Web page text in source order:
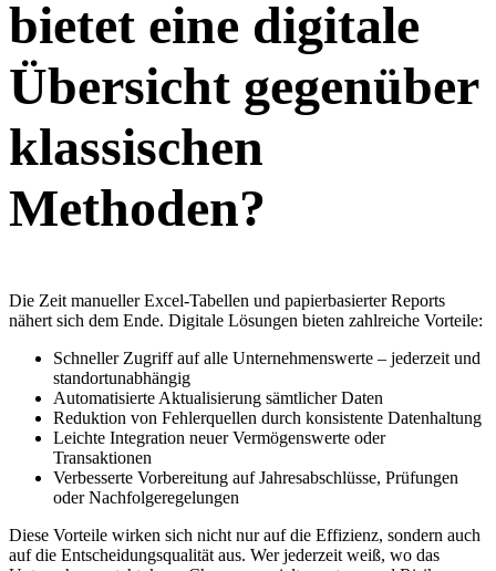
bietet eine digitale
Übersicht gegenüber
klassischen
Methoden?
Die Zeit manueller Excel-Tabellen und papierbasierter Reports
nähert sich dem Ende. Digitale Lösungen bieten zahlreiche Vorteile:
Schneller Zugriff auf alle Unternehmenswerte – jederzeit und
standortunabhängig
Automatisierte Aktualisierung sämtlicher Daten
Reduktion von Fehlerquellen durch konsistente Datenhaltung
Leichte Integration neuer Vermögenswerte oder
Transaktionen
Verbesserte Vorbereitung auf Jahresabschlüsse, Prüfungen
oder Nachfolgeregelungen
Diese Vorteile wirken sich nicht nur auf die Effizienz, sondern auch
auf die Entscheidungsqualität aus. Wer jederzeit weiß, wo das